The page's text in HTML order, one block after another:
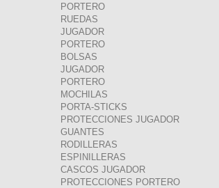
PORTERO
RUEDAS
JUGADOR
PORTERO
BOLSAS
JUGADOR
PORTERO
MOCHILAS
PORTA-STICKS
PROTECCIONES JUGADOR
GUANTES
RODILLERAS
ESPINILLERAS
CASCOS JUGADOR
PROTECCIONES PORTERO